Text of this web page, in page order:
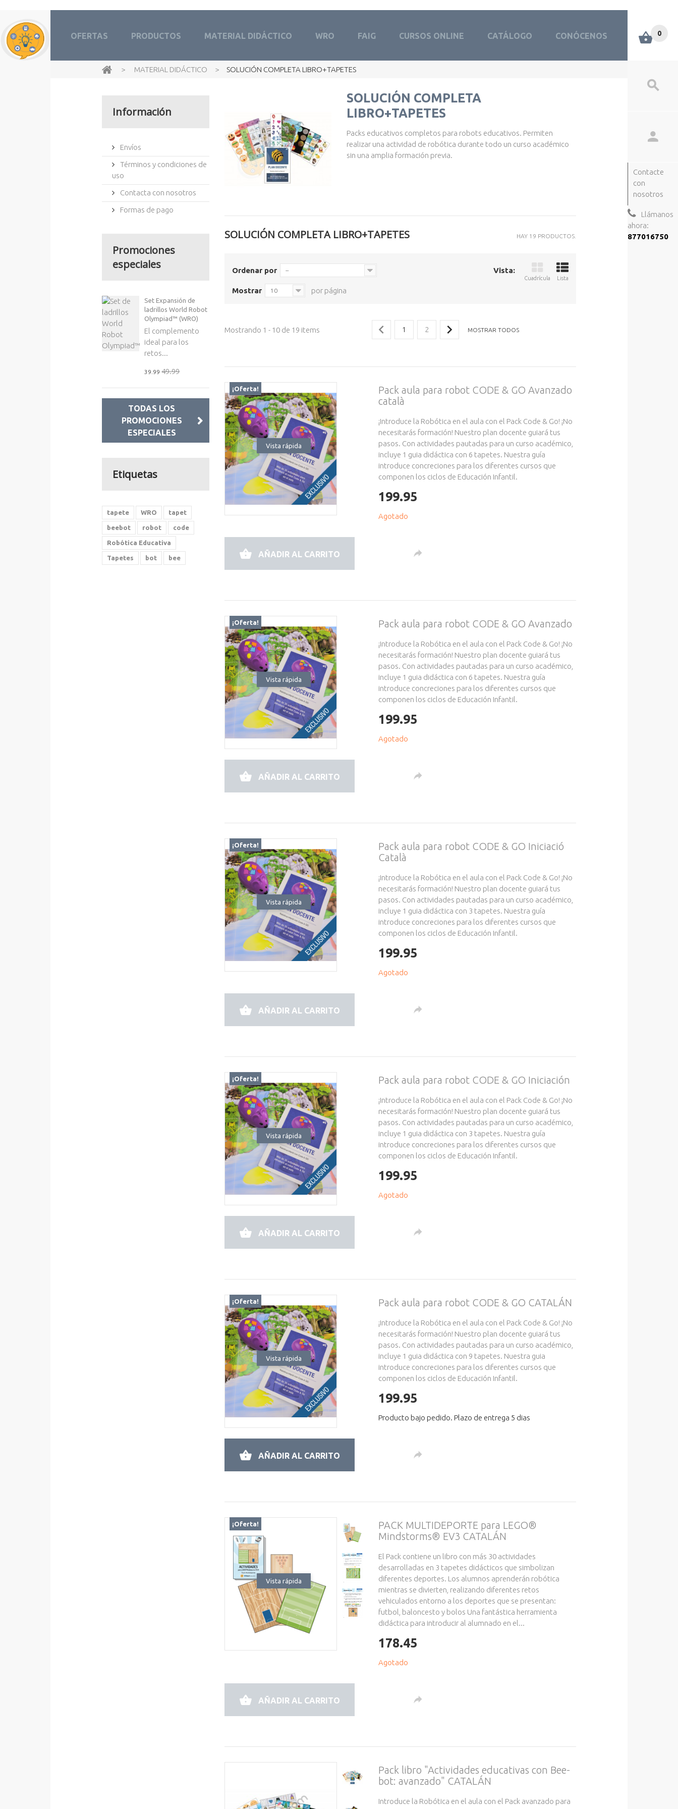
Contacte
con
nosotros
Llámanos
ahora:
877016750
0
OFERTAS PRODUCTOS MATERIAL DIDÁCTICO WRO FAIG CURSOS ONLINE CATÁLOGO CONÓCENOS
> MATERIAL DIDÁCTICO > SOLUCIÓN COMPLETA LIBRO+TAPETES
SOLUCIÓN COMPLETA
LIBRO+TAPETES
Packs educativos completos para robots educativos. Permiten
realizar una actividad de robótica durante todo un curso académico
sin una amplia formación previa.
SOLUCIÓN COMPLETA LIBRO+TAPETES HAY 19 PRODUCTOS.
Vista:
Cuadrícula Lista
Ordenar por --
Mostrar 10 por página
MOSTRAR TODOS
1 2
Mostrando 1 - 10 de 19 items
Vista rápida
¡Oferta!
Pack aula para robot CODE & GO Avanzado
català
¡Introduce la Robótica en el aula con el Pack Code & Go! ¡No
necesitarás formación! Nuestro plan docente guiará tus
pasos. Con actividades pautadas para un curso académico,
incluye 1 guia didáctica con 6 tapetes. Nuestra guía
introduce concreciones para los diferentes cursos que
componen los ciclos de Educación Infantil.
199.95
Agotado
AÑADIR AL CARRITO
Vista rápida
¡Oferta! Pack aula para robot CODE & GO Avanzado
¡Introduce la Robótica en el aula con el Pack Code & Go! ¡No
necesitarás formación! Nuestro plan docente guiará tus
pasos. Con actividades pautadas para un curso académico,
incluye 1 guia didáctica con 6 tapetes. Nuestra guía
introduce concreciones para los diferentes cursos que
componen los ciclos de Educación Infantil.
199.95
Agotado
AÑADIR AL CARRITO
Vista rápida
¡Oferta!
Pack aula para robot CODE & GO Iniciació
Català
¡Introduce la Robótica en el aula con el Pack Code & Go! ¡No
necesitarás formación! Nuestro plan docente guiará tus
pasos. Con actividades pautadas para un curso académico,
incluye 1 guia didáctica con 3 tapetes. Nuestra guía
introduce concreciones para los diferentes cursos que
componen los ciclos de Educación Infantil.
199.95
Agotado
AÑADIR AL CARRITO
Vista rápida
¡Oferta! Pack aula para robot CODE & GO Iniciación
¡Introduce la Robótica en el aula con el Pack Code & Go! ¡No
necesitarás formación! Nuestro plan docente guiará tus
pasos. Con actividades pautadas para un curso académico,
incluye 1 guia didáctica con 3 tapetes. Nuestra guía
introduce concreciones para los diferentes cursos que
componen los ciclos de Educación Infantil.
199.95
Agotado
AÑADIR AL CARRITO
Vista rápida
¡Oferta! Pack aula para robot CODE & GO CATALÁN
¡Introduce la Robótica en el aula con el Pack Code & Go! ¡No
necesitarás formación! Nuestro plan docente guiará tus
pasos. Con actividades pautadas para un curso académico,
incluye 1 guia didáctica con 9 tapetes. Nuestra guia
introduce concreciones para los diferentes cursos que
componen los ciclos de Educación Infantil.
199.95
Producto bajo pedido. Plazo de entrega 5 dias
AÑADIR AL CARRITO
Vista rápida
¡Oferta!
PACK MULTIDEPORTE para LEGO®
Mindstorms® EV3 CATALÁN
El Pack contiene un libro con más 30 actividades
desarrolladas en 3 tapetes didácticos que simbolizan
diferentes deportes. Los alumnos aprenderán robótica
mientras se divierten, realizando diferentes retos
vehiculados entorno a los deportes que se presentan:
futbol, baloncesto y bolos Una fantástica herramienta
didáctica para introducir al alumnado en el...
178.45
Agotado
AÑADIR AL CARRITO
Pack libro "Actividades educativas con Bee-
bot: avanzado" CATALÁN
Introduce la Robótica en el aula con el Pack avanzado para
Información
Envíos
Términos y condiciones de
uso
Contacta con nosotros
Formas de pago
Promociones
especiales
Set Expansión de
ladrillos World Robot
Olympiad™ (WRO)
El complemento
ideal para los
retos...
39.9949.99
TODAS LOS
PROMOCIONES
ESPECIALES
Etiquetas
tapete WRO tapet
beebot robot code
Robótica Educativa
Tapetes bot bee